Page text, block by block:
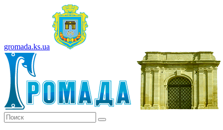
gromada.ks.ua